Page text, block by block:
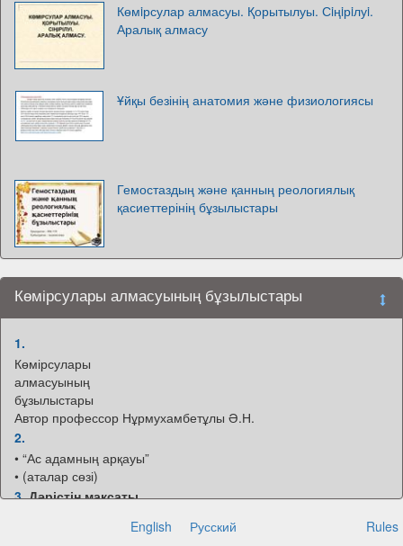
Көмiрсулар алмасуы. Қорытылуы. Сiңiрiлуi.
Аралық алмасу
Ұйқы безінің анатомия және физиологиясы
Гемостаздың және қанның реологиялық
қасиеттерінің бұзылыстары
Көмірсулары алмасуының бұзылыстары
1.
Көмірсулары
алмасуының
бұзылыстары
Автор профессор Нұрмухамбетұлы Ә.Н.
2.
• “Ас адамның арқауы”
• (аталар сөзі)
3.Дәрістің мақсаты
бұзылыстарын және қантты
English Русский Rules